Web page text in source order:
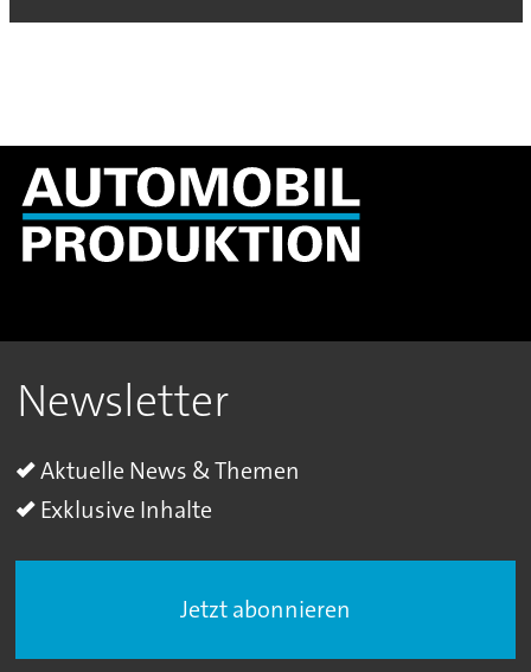
Newsletter
Aktuelle News & Themen
Exklusive Inhalte
Jetzt abonnieren